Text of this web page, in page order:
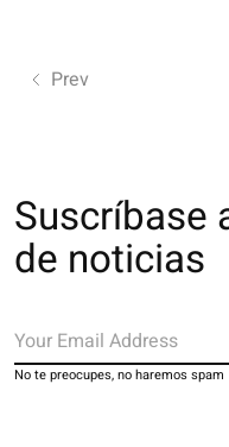
Prev
Suscríbase
de noticias
No te preocupes, no haremos spam